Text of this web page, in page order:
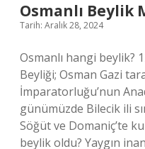
Osmanlı Beylik
Tarih: Aralık 28, 2024
Osmanlı hangi beylik?
Beyliği; Osman Gazi
İmparatorluğu’nun
günümüzde Bilecik ili
Söğüt ve Domaniç’te
beylik oldu? Yaygın